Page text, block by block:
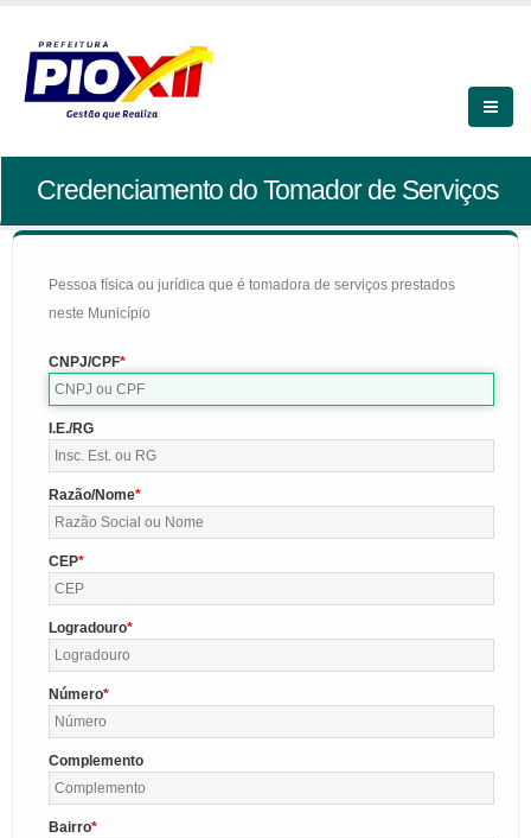
Credenciamento do Tomador de Serviços
Pessoa física ou jurídica que é tomadora de serviços prestados
neste Município
CNPJ/CPF
I.E./RG
Razão/Nome
CEP
Logradouro
Número
Complemento
Bairro